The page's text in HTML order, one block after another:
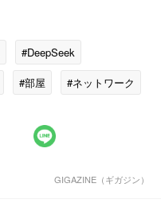
#DeepSeek
#部屋
#ネットワーク
GIGAZINE（ギガジン）